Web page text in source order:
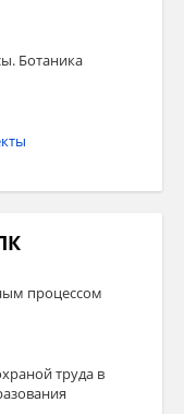
Ботаника
процессом
труда в